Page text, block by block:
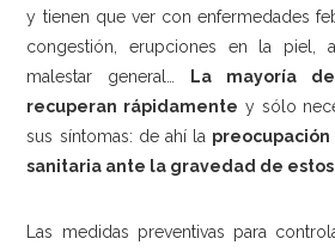
y tienen que ver con enfermedades
congestión, erupciones en la piel,
malestar general…
La mayoría
recuperan rápidamente y sólo
sus síntomas: de ahí la
sanitaria ante la gravedad de
Las medidas preventivas para